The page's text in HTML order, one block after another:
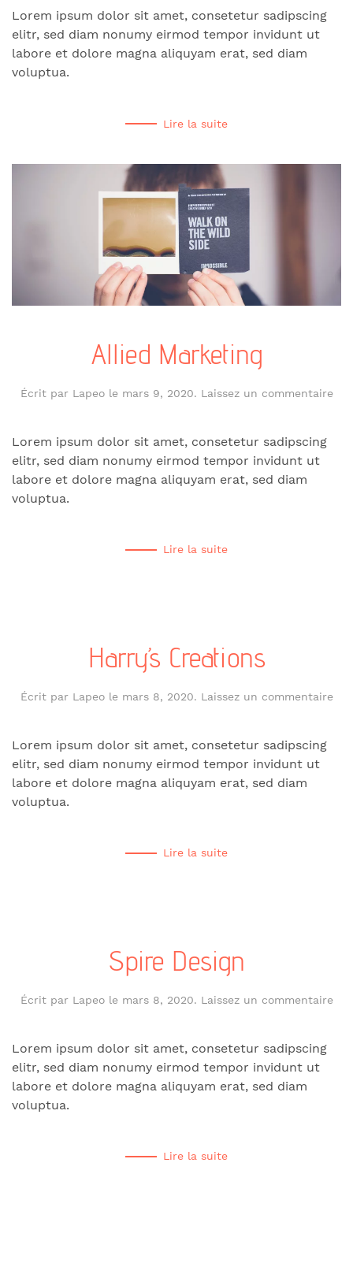
Lorem ipsum dolor sit amet, consetetur sadipscing
elitr, sed diam nonumy eirmod tempor invidunt ut
labore et dolore magna aliquyam erat, sed diam
voluptua.
Lire la suite
Allied Marketing
Écrit par Lapeole mars 9, 2020. Laissez un commentaire
Lorem ipsum dolor sit amet, consetetur sadipscing
elitr, sed diam nonumy eirmod tempor invidunt ut
labore et dolore magna aliquyam erat, sed diam
voluptua.
Lire la suite
Harry’s Creations
Écrit par Lapeole mars 8, 2020. Laissez un commentaire
Lorem ipsum dolor sit amet, consetetur sadipscing
elitr, sed diam nonumy eirmod tempor invidunt ut
labore et dolore magna aliquyam erat, sed diam
voluptua.
Lire la suite
Spire Design
Écrit par Lapeole mars 8, 2020. Laissez un commentaire
Lorem ipsum dolor sit amet, consetetur sadipscing
elitr, sed diam nonumy eirmod tempor invidunt ut
labore et dolore magna aliquyam erat, sed diam
voluptua.
Lire la suite